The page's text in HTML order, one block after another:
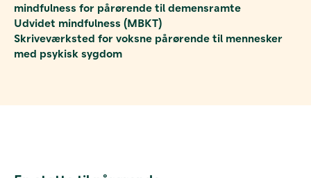
mindfulness for pårørende til demensramte
Udvidet mindfulness (MBKT)
Skriveværksted for voksne pårørende til mennesker
med psykisk sygdom